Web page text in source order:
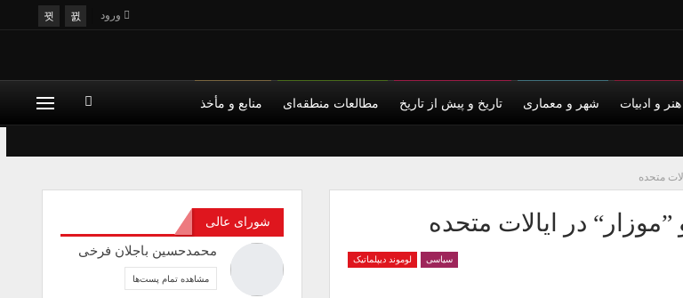
ورود
هنر و ادبیات شهر و معماری تاریخ و پیش از تاریخ مطالعات منطقه‌ای منابع و مأخذ
متحده
در ایالات متحده
سیاسی لوموند دیپلماتیک
شورای عالی
محمدحسین باجلان فرخی
مشاهده تمام پست‌ها